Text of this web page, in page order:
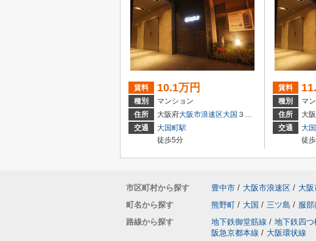
賃料 10.1万円
種別
マンション
住所
大阪府大阪市浪速区大国 ３丁目
交通
大国町駅
徒歩5分
賃料
種別
マ
住所
大
交通
大
徒
市区町村から探す 豊中市 / 大阪市浪速区 / 大
町名から探す
熊野町 / 大国 / 三ツ島 / 服
路線から探す
地下鉄御堂筋線 / 地下鉄四つ
阪急京都本線 / 大阪環状線